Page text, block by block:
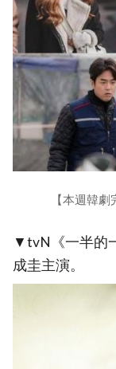
【本週韓
▼tvN《一半的
成圭主演。